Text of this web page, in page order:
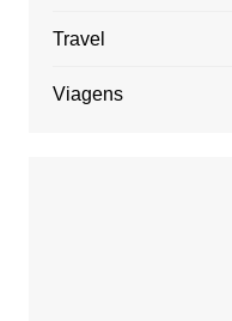
Travel
Viagens